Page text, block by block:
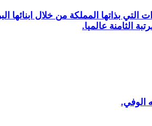
بذاتها المملكة من خلال ابنائها
الثامنة عالميا.
الوفي.